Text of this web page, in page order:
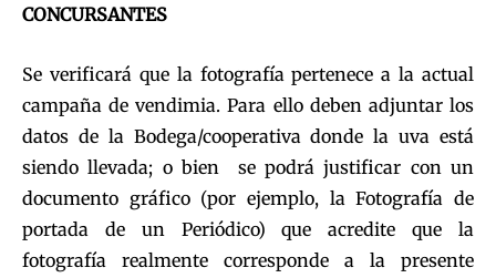
CONCURSANTES
Se verificará que la fotografía pertenece a la actual
campaña de vendimia. Para ello deben adjuntar los
datos de la Bodega/cooperativa donde la uva está
siendo llevada; o bien se podrá justificar con un
documento gráfico (por ejemplo, la Fotografía de
portada de un Periódico) que acredite que la
fotografía realmente corresponde a la presente